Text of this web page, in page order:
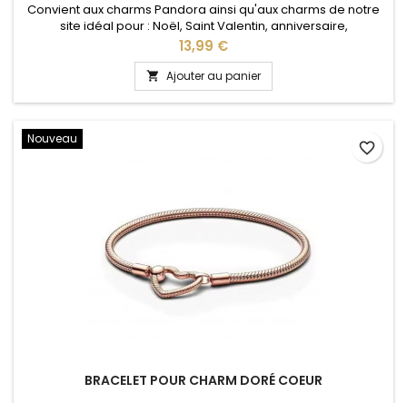
Convient aux charms Pandora ainsi qu'aux charms de notre
site idéal pour : Noël, Saint Valentin, anniversaire,
anniversaire de mariage Plusieurs tailles disponible : 17, 18, 19,
20, 21 cm
Prix
13,99 €
 Ajouter au panier
Nouveau
BRACELET POUR CHARM DORÉ COEUR
favorite_border